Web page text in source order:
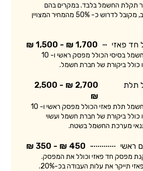
תקלת החשמל בלבד. במקרים בהם
החשמלאי החליף רכיב, מקובל לדרוש כ- 50% מהמחיר המצויין
חד פאזי 1,700 ₪ - 1,500 ₪
המחיר מתייחס ללוח חשמל בסיסי הכולל מפסק ראשי ו- 10
כולל ביקורת של חברת חשמל.
תלת
2,700 ₪ - 2,500
₪
המחיר מתייחס ללוח חשמל תלת פאזי הכולל מפסק ראשי ו- 10
כולל ביקורת של חברת חשמל ועשוי
מערכת החשמל בשטח.
ראשי 450 ₪ - 350 ₪
מפסק חד פאזי וכולל את המפסק.
תייקר את עלות העבודה בכ-20%.